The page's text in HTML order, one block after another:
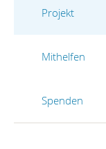
Projekt
Mithelfen
Spenden